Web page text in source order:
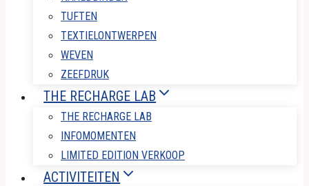
TUFTEN
TEXTIELONTWERPEN
WEVEN
ZEEFDRUK
THE RECHARGE LAB
THE RECHARGE LAB
INFOMOMENTEN
LIMITED EDITION VERKOOP
ACTIVITEITEN